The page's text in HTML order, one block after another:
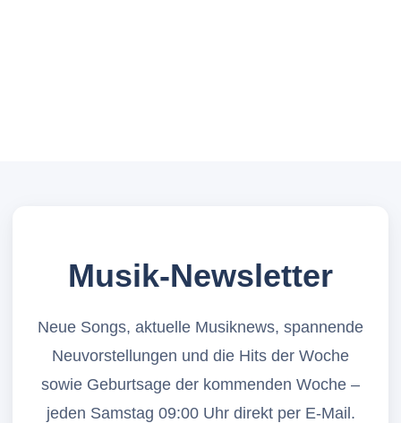
Musik-Newsletter
Neue Songs, aktuelle Musiknews, spannende
Neuvorstellungen und die Hits der Woche
sowie Geburtsage der kommenden Woche –
jeden Samstag 09:00 Uhr direkt per E-Mail.